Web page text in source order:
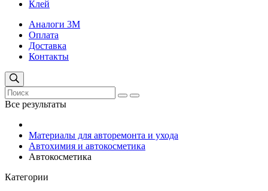
Клей
Аналоги 3М
Оплата
Доставка
Контакты
Все результаты
Материалы для авторемонта и ухода
Автохимия и автокосметика
Автокосметика
Категории